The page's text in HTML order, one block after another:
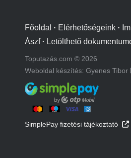
Főoldal · Elérhetőségeink ·
Ászf· Letölthető
Toputazás.com © 2026
Weboldal készítés: Gyenes Tibor
SimplePay fizetési tájékoztató